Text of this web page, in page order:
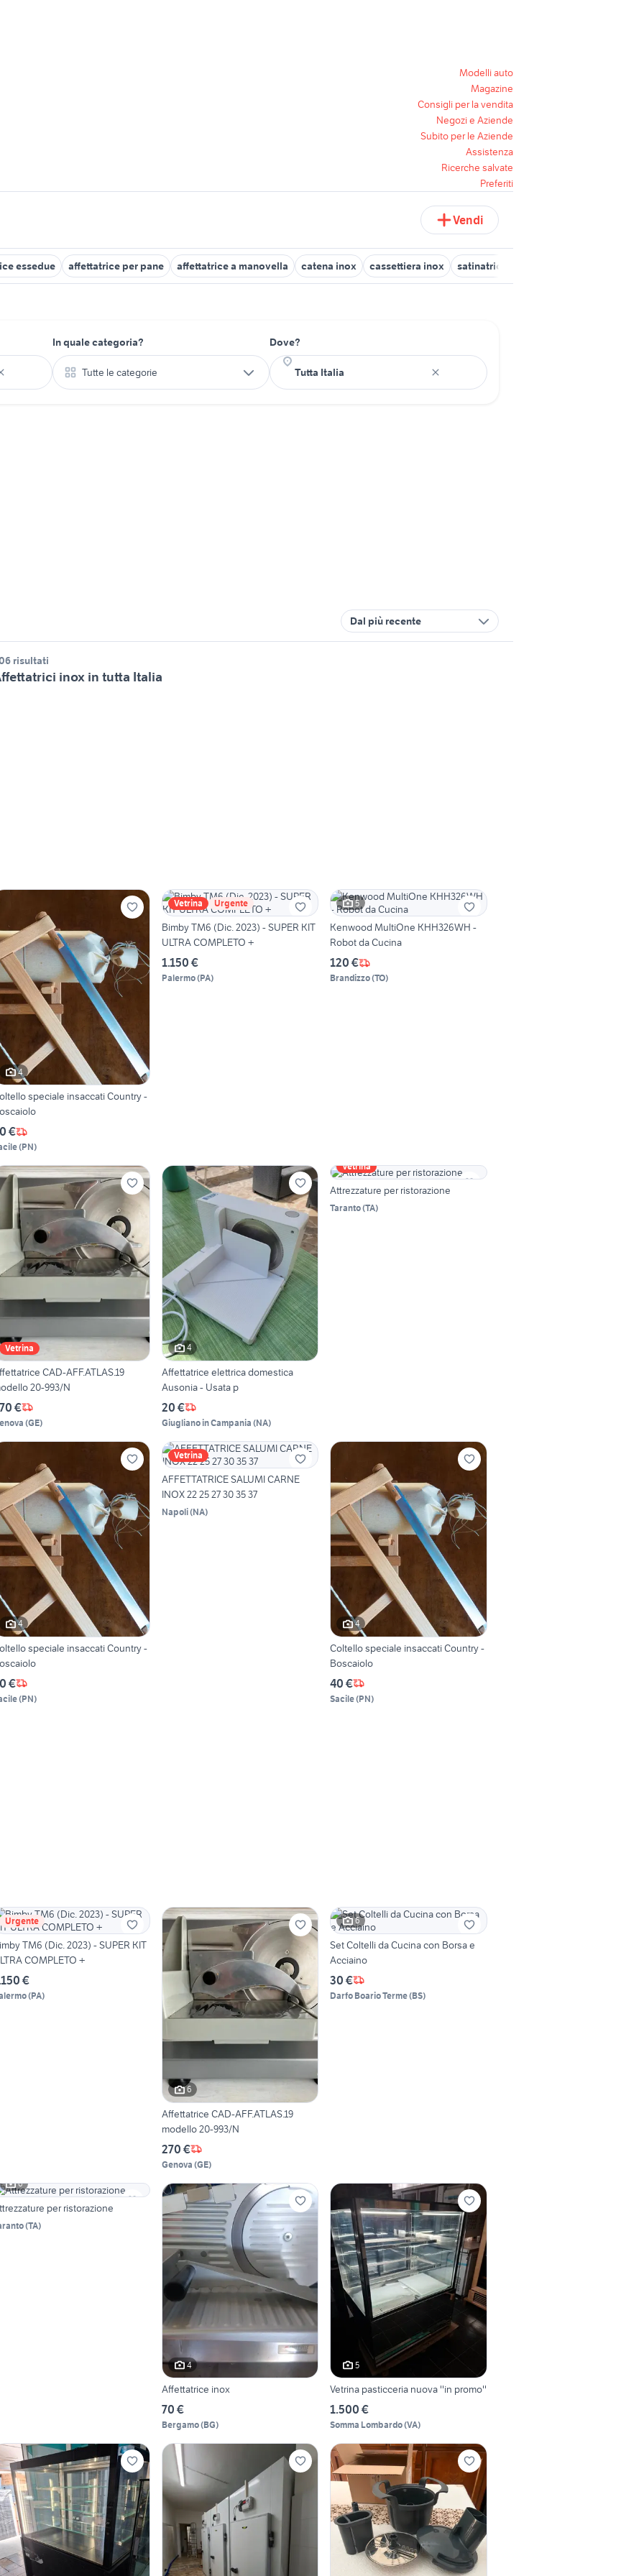
Modelli auto
Magazine
Consigli per la vendita
Negozi e Aziende
Subito per le Aziende
Assistenza
Ricerche salvate
Preferiti
Vendi
essedue affettatrice per pane affettatrice a manovella catena inox cassettiera inox satinatrice inox
In quale categoria?
Tutte le categorie
Dove?
Dal più recente
risultati
inox in tutta Italia
4
speciale insaccati Country -
€
(PN)
Vetrina Urgente
Bimby TM6 (Dic. 2023) - SUPER KIT
ULTRA COMPLETO +
1.150 €
Palermo(PA)
5
Kenwood MultiOne KHH326WH -
Robot da Cucina
120 €
Brandizzo(TO)
Vetrina
CAD-AFF.ATLAS.19
20-993/N
€
(GE)
4
Affettatrice elettrica domestica
Ausonia - Usata p
20 €
Giugliano in Campania (NA)
Vetrina
Attrezzature per ristorazione
Taranto(TA)
4
speciale insaccati Country -
€
(PN)
Vetrina
AFFETTATRICE SALUMI CARNE
INOX 22 25 27 30 35 37
Napoli(NA)
4
Coltello speciale insaccati Country -
Boscaiolo
40 €
Sacile(PN)
Urgente
TM6 (Dic. 2023) - SUPER KIT
COMPLETO +
€
(PA)
6
Affettatrice CAD-AFF.ATLAS.19
modello 20-993/N
270 €
Genova (GE)
6
Set Coltelli da Cucina con Borsa e
Acciaino
30 €
Darfo Boario Terme(BS)
6
per ristorazione
(TA)
4
Affettatrice inox
70 €
Bergamo(BG)
5
Vetrina pasticceria nuova ''in promo''
1.500 €
Somma Lombardo(VA)